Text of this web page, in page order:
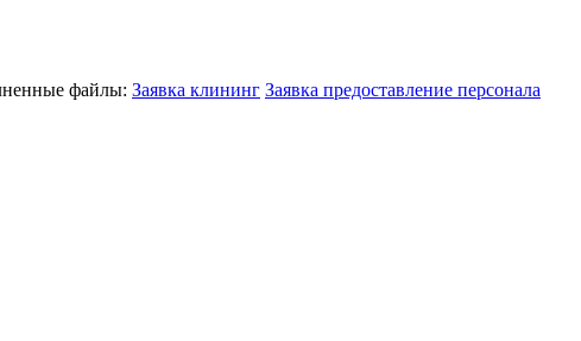
файлы: Заявка клининг Заявка предоставление персонала